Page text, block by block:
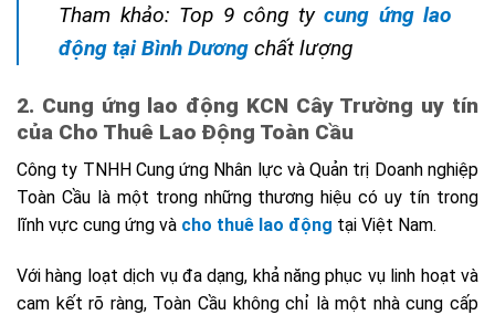
Tham khảo: Top 9 công ty cung ứng lao
động tại Bình Dương chất lượng
2. Cung ứng lao động KCN Cây Trường uy tín
của Cho Thuê Lao Động Toàn Cầu
Công ty TNHH Cung ứng Nhân lực và Quản trị Doanh nghiệp
Toàn Cầu là một trong những thương hiệu có uy tín trong
lĩnh vực cung ứng và cho thuê lao động tại Việt Nam.
Với hàng loạt dịch vụ đa dạng, khả năng phục vụ linh hoạt và
cam kết rõ ràng, Toàn Cầu không chỉ là một nhà cung cấp